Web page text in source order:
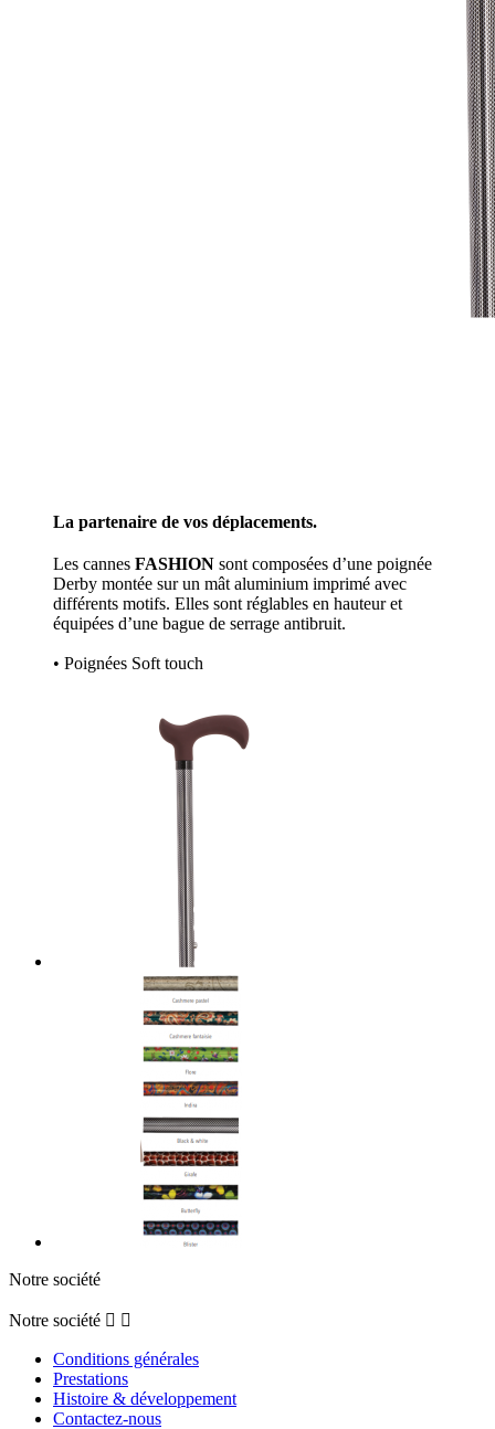
La partenaire de vos déplacements.
Les cannes FASHION sont composées d’une poignée
Derby montée sur un mât aluminium imprimé avec
différents motifs. Elles sont réglables en hauteur et
équipées d’une bague de serrage antibruit.
• Poignées Soft touch
Notre société
Notre société  
Conditions générales
Prestations
Histoire & développement
Contactez-nous